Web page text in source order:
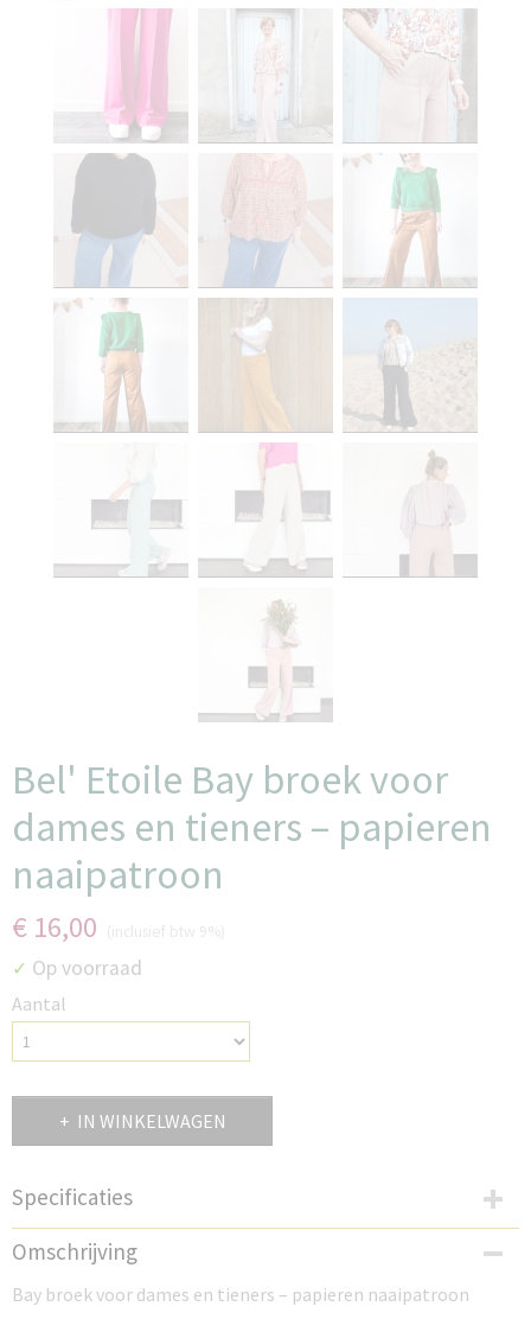
Bel' Etoile Bay broek voor
dames en tieners – papieren
naaipatroon
€ 16,00
✓ Op voorraad
Aantal
IN WINKELWAGEN
Specificaties
Productcode
B5BB
Omschrijving
Bay broek voor dames en tieners – papieren naaipatroon